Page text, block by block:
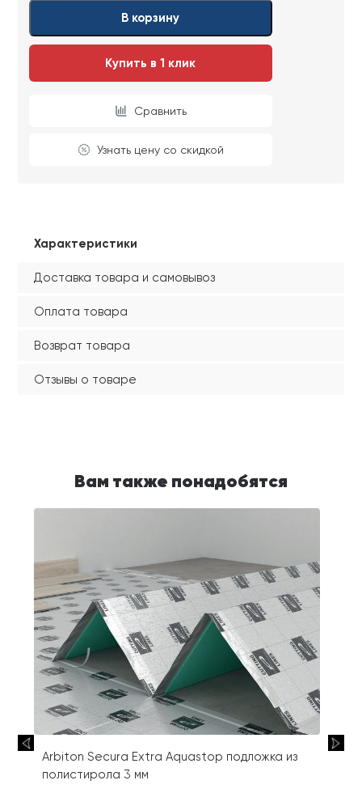
лицам
лицам
В корзину
Купить в 1 клик
Сравнить
Узнать цену со скидкой
Характеристики
Доставка товара и самовывоз
Оплата товара
Возврат товара
Отзывы о товаре
Вам также понадобятся
Arbiton Secura Extra Aquastop подложка из
полистирола 3 мм